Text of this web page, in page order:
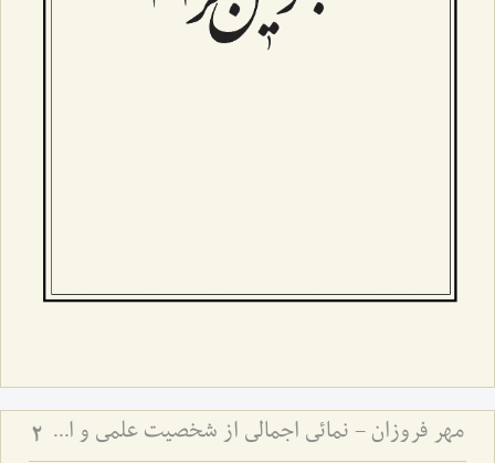
مهر فروزان - نمائی اجمالی از شخصیت علمی و اخلاقی حضرت علامه آیة الله حاج سید محمد حسین حسینی طهرانی 2